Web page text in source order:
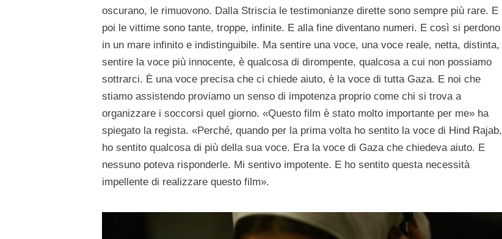
oscurano, le rimuovono. Dalla Striscia le testimonianze dirette sono sempre più rare. E
poi le vittime sono tante, troppe, infinite. E alla fine diventano numeri. E così si perdono
in un mare infinito e indistinguibile. Ma sentire una voce, una voce reale, netta, distinta,
sentire la voce più innocente, è qualcosa di dirompente, qualcosa a cui non possiamo
sottrarci. È una voce precisa che ci chiede aiuto, è la voce di tutta Gaza. E noi che
stiamo assistendo proviamo un senso di impotenza proprio come chi si trova a
organizzare i soccorsi quel giorno. «Questo film è stato molto importante per me» ha
spiegato la regista. «Perché, quando per la prima volta ho sentito la voce di Hind Rajab,
ho sentito qualcosa di più della sua voce. Era la voce di Gaza che chiedeva aiuto. E
nessuno poteva risponderle. Mi sentivo impotente. E ho sentito questa necessità
impellente di realizzare questo film».